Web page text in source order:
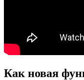
Как новая